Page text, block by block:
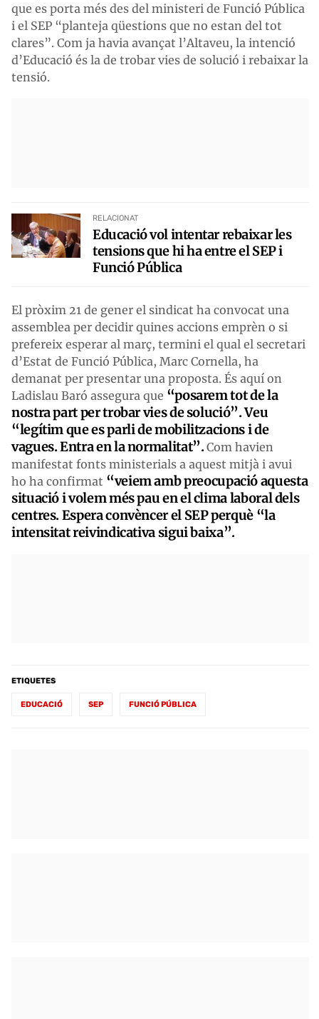
que es porta més des del ministeri de Funció Pública
i el SEP “planteja qüestions que no estan del tot
clares”. Com ja havia avançat l’Altaveu, la intenció
d’Educació és la de trobar vies de solució i rebaixar la
tensió.
RELACIONAT
Educació vol intentar rebaixar les
tensions que hi ha entre el SEP i
Funció Pública
El pròxim 21 de gener el sindicat ha convocat una
assemblea per decidir quines accions emprèn o si
prefereix esperar al març, termini el qual el secretari
d’Estat de Funció Pública, Marc Cornella, ha
demanat per presentar una proposta. És aquí on
Ladislau Baró assegura que “posarem tot de la
nostra part per trobar vies de solució”. Veu
“legítim que es parli de mobilitzacions i de
vagues. Entra en la normalitat”.Com havien
manifestat fonts ministerials a aquest mitjà i avui
ho ha confirmat “veiem amb preocupació aquesta
situació i volem més pau en el clima laboral dels
centres. Espera convèncer el SEP perquè “la
intensitat reivindicativa sigui baixa”.
ETIQUETES
EDUCACIÓ SEP FUNCIÓ PÚBLICA